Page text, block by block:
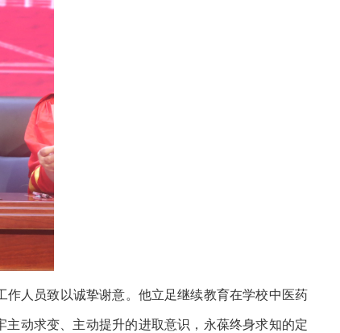
人员致以诚挚谢意。他立足继续教育在学校中医药
动求变、主动提升的进取意识，永葆终身求知的定